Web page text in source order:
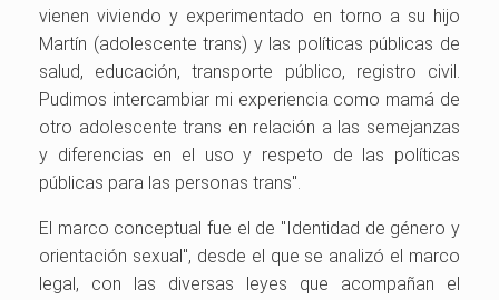
vienen viviendo y experimentado en torno a su hijo
Martín (adolescente trans) y las políticas públicas de
salud, educación, transporte público, registro civil.
Pudimos intercambiar mi experiencia como mamá de
otro adolescente trans en relación a las semejanzas
y diferencias en el uso y respeto de las políticas
públicas para las personas trans".
El marco conceptual fue el de "Identidad de género y
orientación sexual", desde el que se analizó el marco
legal, con las diversas leyes que acompañan el